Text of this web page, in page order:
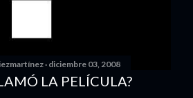
diciembre 03, 2008
LA PELÍCULA?